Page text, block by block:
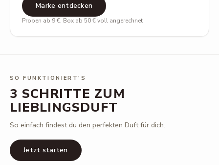
Marke entdecken
Proben ab 9 €, Box ab 50 € voll angerechnet
SO FUNKTIONIERT'S
3 SCHRITTE ZUM
LIEBLINGSDUFT
So einfach findest du den perfekten Duft für dich.
Jetzt starten